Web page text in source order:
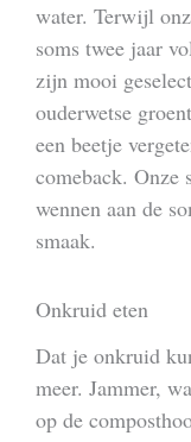
water. Terwijl
soms twee jaar
zijn mooi
ouderwetse
een beetje
comeback. Onze
wennen aan de
smaak.
Onkruid eten
Dat je onkruid
meer. Jammer,
op de